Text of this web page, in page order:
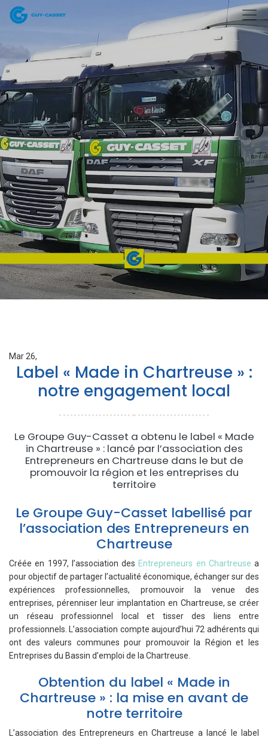
Mar 26,
Label « Made in Chartreuse » :
notre engagement local
Le Groupe Guy-Casset a obtenu le label « Made
in Chartreuse » : lancé par l’association des
Entrepreneurs en Chartreuse dans le but de
promouvoir la région et les entreprises du
territoire
Le Groupe Guy-Casset labellisé par
l’association des Entrepreneurs en
Chartreuse
Créée en 1997, l’association des Entrepreneurs en Chartreuse a
pour objectif de partager l’actualité économique, échanger sur des
expériences professionnelles, promouvoir la venue des
entreprises, pérenniser leur implantation en Chartreuse, se créer
un réseau professionnel local et tisser des liens entre
professionnels. L’association compte aujourd’hui 72 adhérents qui
ont des valeurs communes pour promouvoir la Région et les
Entreprises du Bassin d’emploi de la Chartreuse.
Obtention du label « Made in
Chartreuse » : la mise en avant de
notre territoire
L’association des Entrepreneurs en Chartreuse a lancé le label